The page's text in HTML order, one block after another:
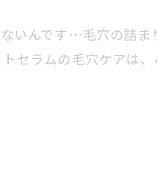
いんです…毛穴の詰ま
セラムの毛穴ケアは